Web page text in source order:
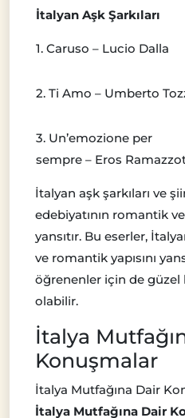
İtalyan Aşk Şarkıları
1. Caruso – Lucio Dalla
2. Ti Amo – Umberto
3. Un’emozione per
sempre – Eros
İtalyan aşk şarkıları ve
edebiyatının romantik
yansıtır. Bu eserler,
ve romantik yapısını
öğrenenler için de güzel
olabilir.
İtalya
Konuşmalar
İtalya Mutfağına Dair
İtalya Mutfağına Dair